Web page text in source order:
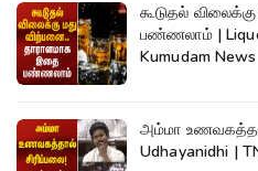
கூடுதல்
பண்ணலாம் |
Kumudam News
அம்மா
Udhayanidhi |